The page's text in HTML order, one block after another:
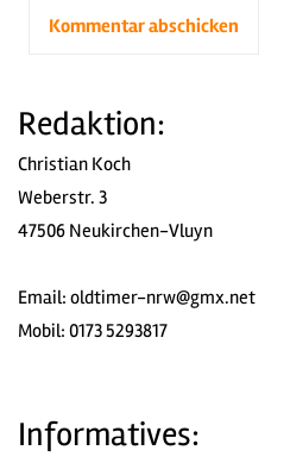
Redaktion:
Christian Koch
Weberstr. 3
47506 Neukirchen-Vluyn
Email: oldtimer-nrw@gmx.net
Mobil: 0173 5293817
Informatives: